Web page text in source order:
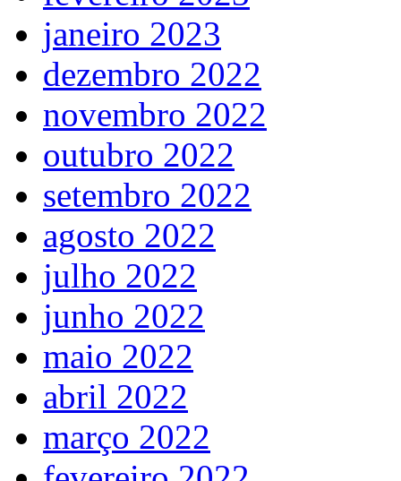
janeiro 2023
dezembro 2022
novembro 2022
outubro 2022
setembro 2022
agosto 2022
julho 2022
junho 2022
maio 2022
abril 2022
março 2022